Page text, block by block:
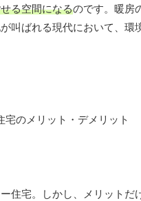
る空間になるのです。暖房
叫ばれる現代において、
住宅。しかし、メリット